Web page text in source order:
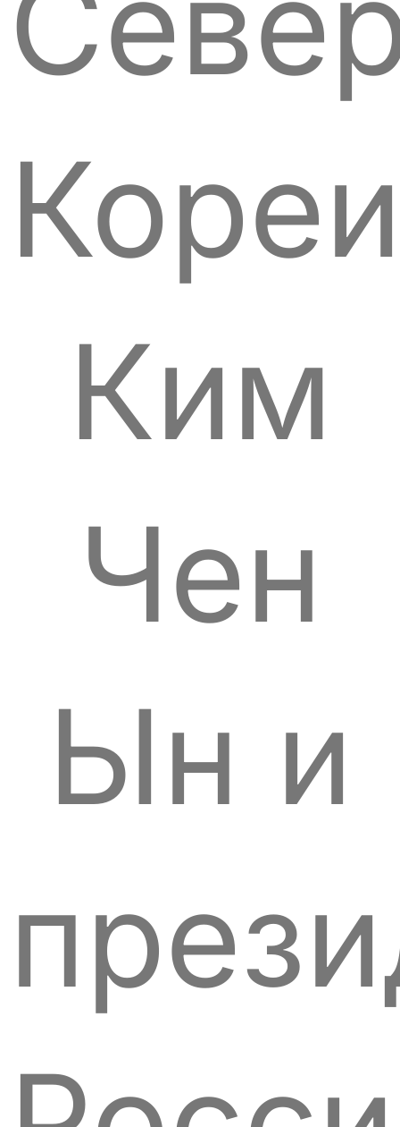
Ким
Чен
Ын и